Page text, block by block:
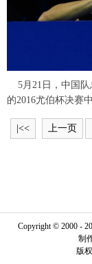
新华电视中文
5月21日，中国队
的2016尤伯杯决赛
|<< 上一页
Copyright © 2000 -
制作
版